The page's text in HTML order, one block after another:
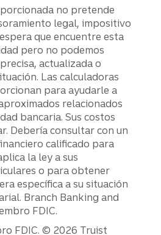
no pretende
legal, impositivo
que encuentre esta
pero no podemos
actualizada o
Las calculadoras
para ayudarle a
relacionados
bancaria. Sus costos
Debería consultar con un
calificado para
la ley a sus
o para obtener
específica a su situación
Branch Banking and
FDIC.
FDIC. © 2026 Truist